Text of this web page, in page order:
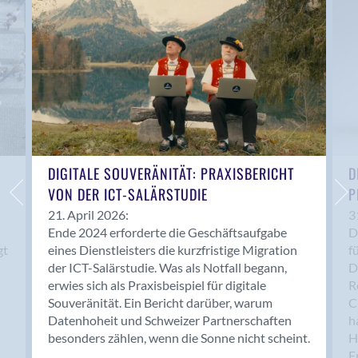
Anwil
Appenzell
Au SG
Baar
Baden
Balsthal
Balzers
Basel
Bassersdorf
Belp
Bendern
Benken (SG)
Bergdietikon
Berlin
Bern
Bern - Liebefeld
DIGITALE SOUVERÄNITÄT: PRAXISBERICHT
VON DER ICT-SALÄRSTUDIE
21. April 2026:
Ende 2024 erforderte die Geschäftsaufgabe
eines Dienstleisters die kurzfristige Migration
der ICT-Salärstudie. Was als Notfall begann,
erwies sich als Praxisbeispiel für digitale
Souveränität. Ein Bericht darüber, warum
Datenhoheit und Schweizer Partnerschaften
besonders zählen, wenn die Sonne nicht scheint.